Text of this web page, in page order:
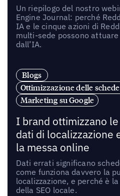
Un riepilogo del nostro
Engine Journal: perché
IA e le cinque azioni di
multi-sede possono
dall’IA.
Blogs
Ottimizzazione delle
Marketing su Google
I brand ottimizzano
dati di localizzazione
la messa online
Dati errati significano
come funziona davvero la
localizzazione, e perché è
della SEO locale.